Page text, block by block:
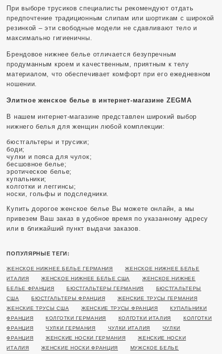
При выборе трусиков специалисты рекомендуют отдать
предпочтение традиционным слипам или шортикам с широкой
резинкой – эти свободные модели не сдавливают тело и
максимально гигиеничны.
Брендовое нижнее белье отличается безупречным
продуманным кроем и качественным, приятным к телу
материалом, что обеспечивает комфорт при его ежедневном
ношении.
Элитное женское белье в интернет-магазине Z EGMA
В нашем интернет-магазине представлен широкий выбор
нижнего белья для женщин любой комплекции:
бюстгальтеры и трусики;
боди;
чулки и пояса для чулок;
бесшовное белье;
эротическое белье;
купальники;
колготки и леггинсы;
носки, гольфы и подследники.
Купить дорогое женское белье Вы можете онлайн, а мы
привезем Ваш заказ в удобное время по указанному адресу
или в ближайший пункт выдачи заказов.
ПОПУЛЯРНЫЕ ТЕГИ:
ЖЕНСКОЕ НИЖНЕЕ БЕЛЬЕ ГЕРМАНИЯ
ЖЕНСКОЕ НИЖНЕЕ БЕЛЬЕ
ИТАЛИЯ
ЖЕНСКОЕ НИЖНЕЕ БЕЛЬЕ США
ЖЕНСКОЕ НИЖНЕЕ
БЕЛЬЕ ФРАНЦИЯ
БЮСТГАЛЬТЕРЫ ГЕРМАНИЯ
БЮСТГАЛЬТЕРЫ
США
БЮСТГАЛЬТЕРЫ ФРАНЦИЯ
ЖЕНСКИЕ ТРУСЫ ГЕРМАНИЯ
ЖЕНСКИЕ ТРУСЫ США
ЖЕНСКИЕ ТРУСЫ ФРАНЦИЯ
КУПАЛЬНИКИ
ФРАНЦИЯ
КОЛГОТКИ ГЕРМАНИЯ КОЛГОТКИ ИТАЛИЯ
КОЛГОТКИ
ФРАНЦИЯ
ЧУЛКИ ГЕРМАНИЯ ЧУЛКИ ИТАЛИЯ
ЧУЛКИ
ФРАНЦИЯ
ЖЕНСКИЕ НОСКИ ГЕРМАНИЯ
ЖЕНСКИЕ НОСКИ
ИТАЛИЯ
ЖЕНСКИЕ НОСКИ ФРАНЦИЯ
МУЖСКОЕ БЕЛЬЕ